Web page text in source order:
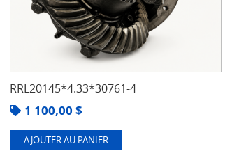
RRL20145*4.33*30761-4
1 100,00 $
AJOUTER AU PANIER